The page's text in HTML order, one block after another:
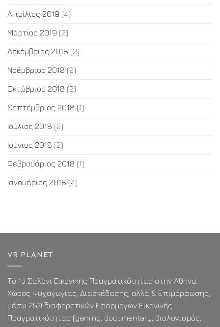
Απρίλιος 2019 (4)
Μάρτιος 2019 (2)
Δεκέμβριος 2018 (2)
Νοέμβριος 2018 (2)
Οκτώβριος 2018 (2)
Σεπτέμβριος 2018 (1)
Ιούλιος 2018 (2)
Ιούνιος 2018 (2)
Φεβρουάριος 2018 (1)
Ιανουάριος 2018 (4)
VR PLANET
Το 1ο Σαλόνι Εικονικής Πραγματικότητας στην Αθήνα.
Χώρος Ψυχαγωγίας, Διασκέδασης, αλλά & Επιμόρφωσης,
μέσω 250 διαφορετικών Εφαρμογών Εικονικής
Πραγματικότητας (gaming, documentary, διαλογισμός,